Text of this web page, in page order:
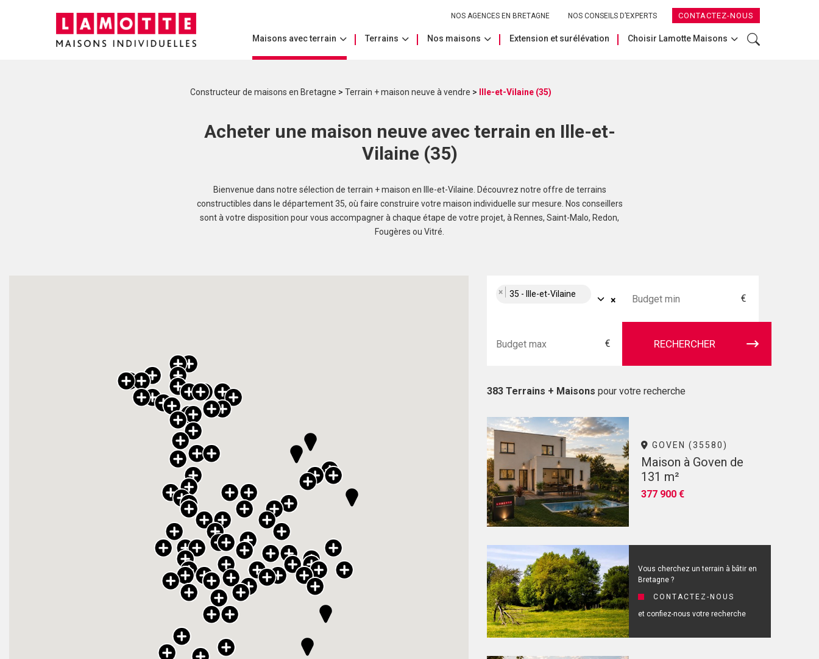
NOS AGENCES EN BRETAGNE NOS CONSEILS D’EXPERTS CONTACTEZ-NOUS
Maisons avec terrain Terrains Nos maisons Extension et surélévation Choisir Lamotte Maisons
Constructeur de maisons en Bretagne > Terrain + maison neuve à vendre > Ille-et-Vilaine (35)
Acheter une maison neuve avec terrain en Ille-et-
Vilaine (35)
Bienvenue dans notre sélection de terrain + maison en Ille-et-Vilaine. Découvrez notre offre de terrains
constructibles dans le département 35, où faire construire votre maison individuelle sur mesure. Nos conseillers
sont à votre disposition pour vous accompagner à chaque étape de votre projet, à Rennes, Saint-Malo, Redon,
Fougères ou Vitré.
×
× 35 - Ille-et-Vilaine €
€ RECHERCHER
383 Terrains + Maisons pour votre recherche
GOVEN (35580)
Maison à Goven de
131 m²
377 900 €
Vous cherchez un terrain à bâtir en
Bretagne ?
CONTACTEZ-NOUS
et confiez-nous votre recherche